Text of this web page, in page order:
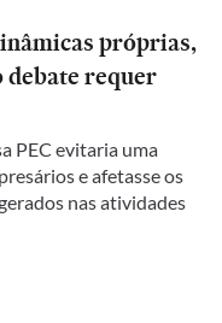
próprias,
debate requer
PEC evitaria uma
e afetasse os
nas atividades